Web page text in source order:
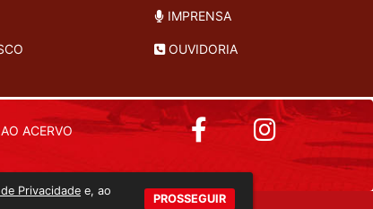
IMPRENSA
OUVIDORIA
ACERVO
Privacidade e, ao
PROSSEGUIR